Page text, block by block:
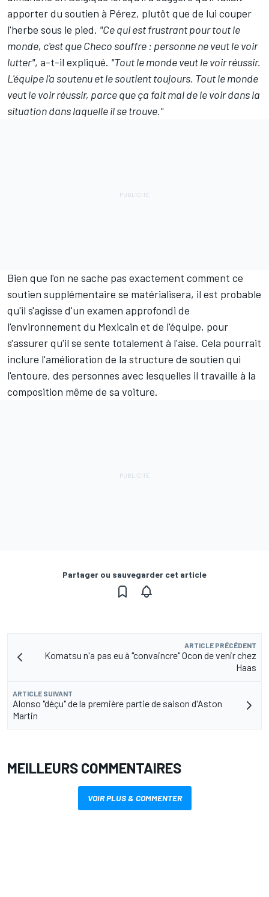
apporter du soutien à Pérez, plutôt que de lui couper
l'herbe sous le pied. "Ce qui est frustrant pour tout le
monde, c'est que Checo souffre : personne ne veut le voir
lutter", a-t-il expliqué. "Tout le monde veut le voir réussir.
L'équipe l'a soutenu et le soutient toujours. Tout le monde
veut le voir réussir, parce que ça fait mal de le voir dans la
situation dans laquelle il se trouve."
Bien que l'on ne sache pas exactement comment ce
soutien supplémentaire se matérialisera, il est probable
qu'il s'agisse d'un examen approfondi de
l'environnement du Mexicain et de l'équipe, pour
s'assurer qu'il se sente totalement à l'aise. Cela pourrait
inclure l'amélioration de la structure de soutien qui
l'entoure, des personnes avec lesquelles il travaille à la
composition même de sa voiture.
Partager ou sauvegarder cet article
ARTICLE PRÉCÉDENT
Komatsu n'a pas eu à "convaincre" Ocon de venir chez
Haas
ARTICLE SUIVANT
Alonso "déçu" de la première partie de saison d'Aston
Martin
MEILLEURS COMMENTAIRES
VOIR PLUS & COMMENTER